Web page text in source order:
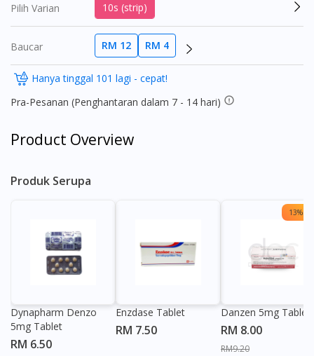
Pilih Varian 10s (strip)
Baucar RM 12 RM 4
Hanya tinggal 101 lagi - cepat!
Pra-Pesanan (Penghantaran dalam 7 - 14 hari)
Product Overview
Produk Serupa
Dynapharm Denzo
5mg Tablet
RM 6.50
Enzdase Tablet
RM 7.50
13%
Danzen 5mg Tablet
RM 8.00
RM9.20